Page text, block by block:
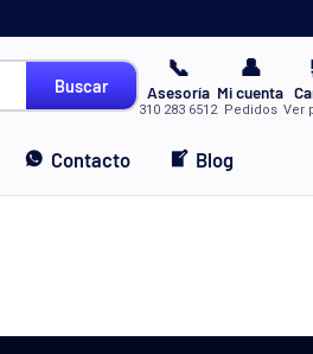
Buscar
📞
Asesoría
310 283 6512
👤
Mi cuenta
Pedidos Ver
Contacto Blog